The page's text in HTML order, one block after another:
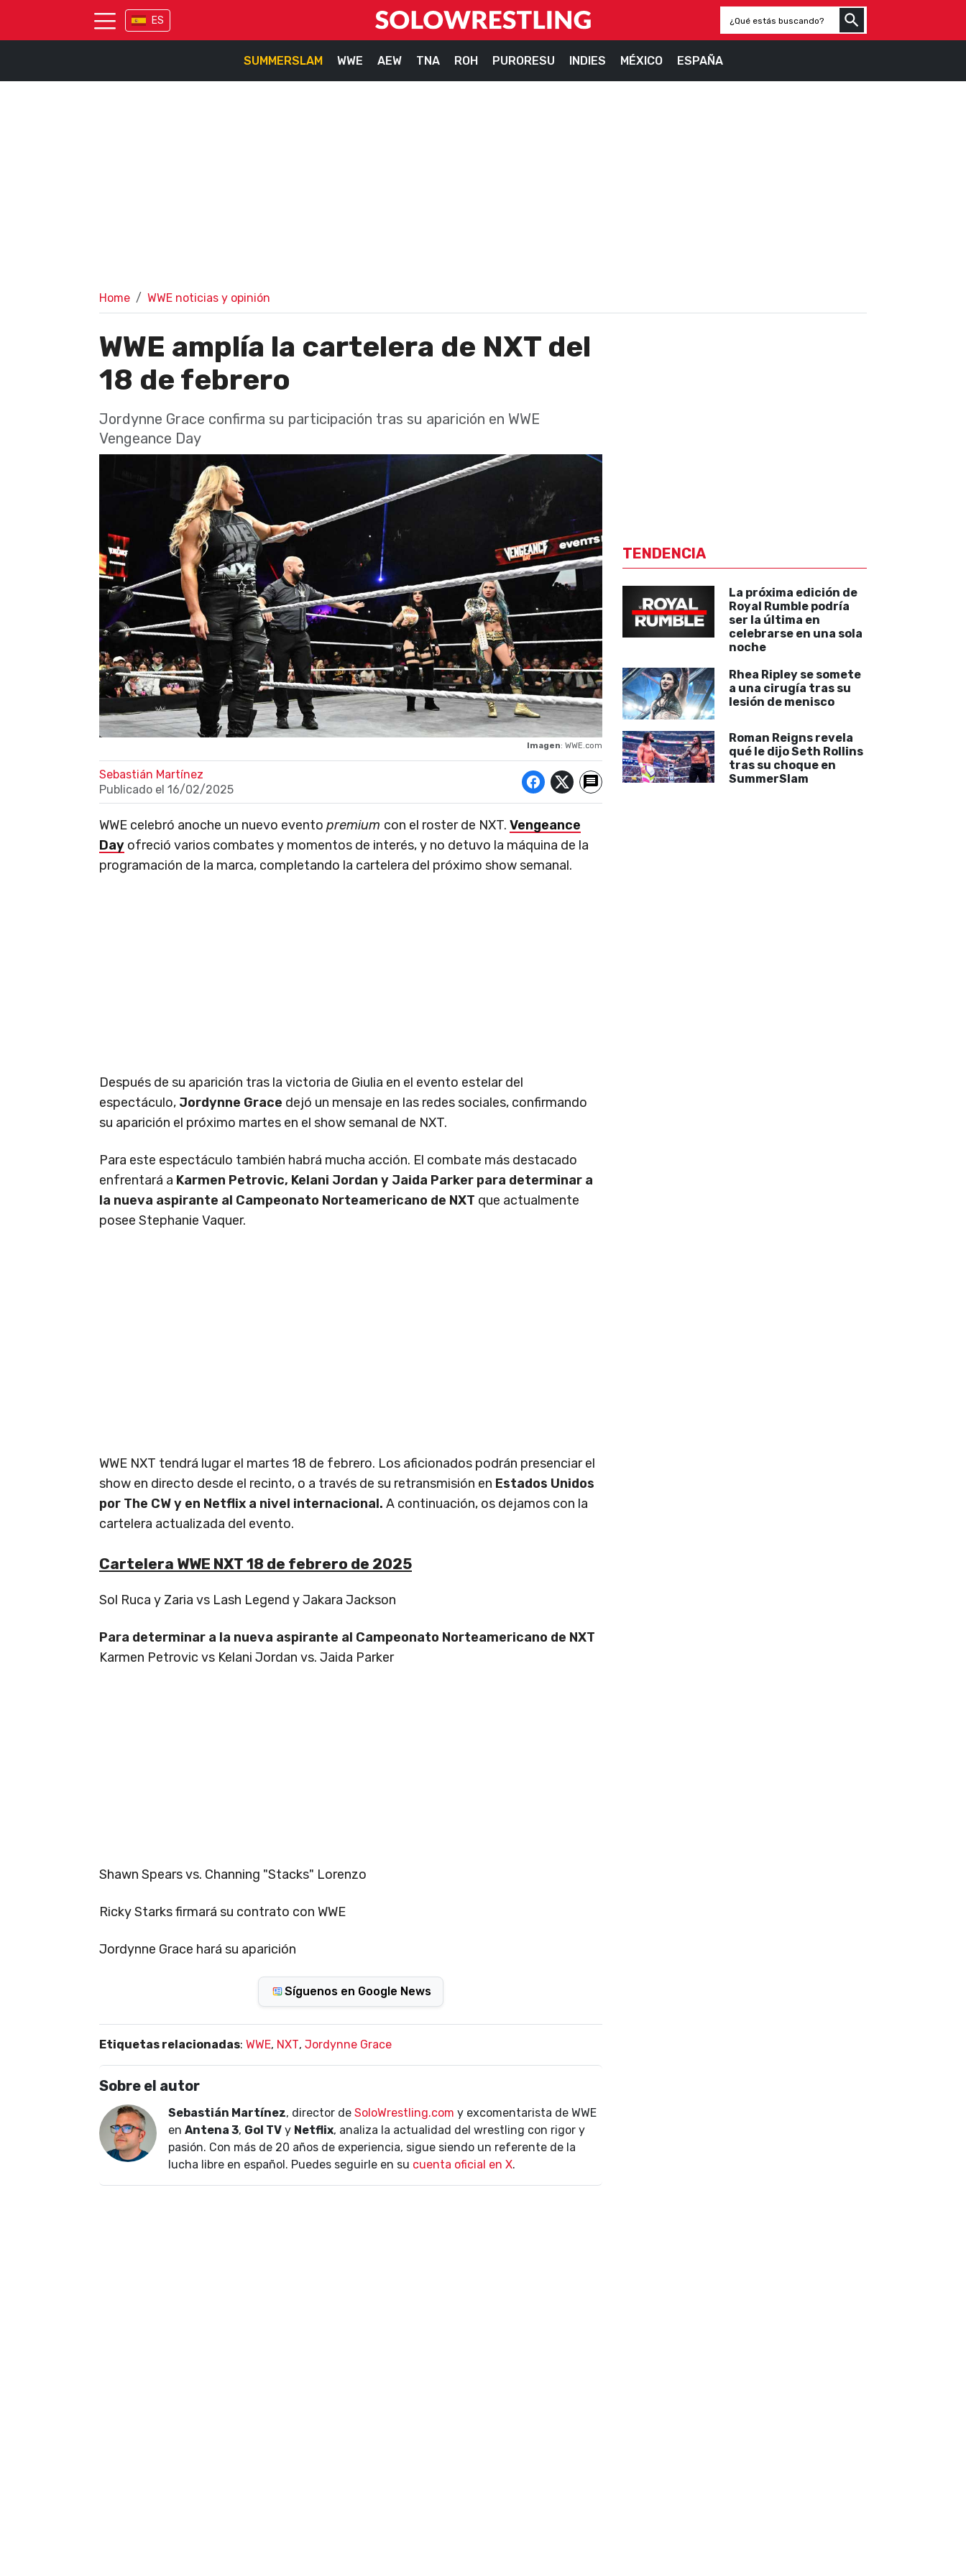
ES
SUMMERSLAM WWE AEW TNA ROH PURORESU INDIES MÉXICO ESPAÑA
Home WWE noticias y opinión
WWE amplía la cartelera de NXT del
18 de febrero
Jordynne Grace confirma su participación tras su aparición en WWE
Vengeance Day
Imagen: WWE.com
Sebastián Martínez
Publicado el 16/02/2025
WWE celebró anoche un nuevo evento premium con el roster de NXT. Vengeance
Day ofreció varios combates y momentos de interés, y no detuvo la máquina de la
programación de la marca, completando la cartelera del próximo show semanal.
Después de su aparición tras la victoria de Giulia en el evento estelar del
espectáculo, Jordynne Grace dejó un mensaje en las redes sociales, confirmando
su aparición el próximo martes en el show semanal de NXT.
Para este espectáculo también habrá mucha acción. El combate más destacado
enfrentará a Karmen Petrovic, Kelani Jordan y Jaida Parker para determinar a
la nueva aspirante al Campeonato Norteamericano de NXT que actualmente
posee Stephanie Vaquer.
WWE NXT tendrá lugar el martes 18 de febrero. Los aficionados podrán presenciar el
show en directo desde el recinto, o a través de su retransmisión en Estados Unidos
por The CW y en Netflix a nivel internacional. A continuación, os dejamos con la
cartelera actualizada del evento.
Cartelera WWE NXT 18 de febrero de 2025
Sol Ruca y Zaria vs Lash Legend y Jakara Jackson
Para determinar a la nueva aspirante al Campeonato Norteamericano de NXT
Karmen Petrovic vs Kelani Jordan vs. Jaida Parker
Shawn Spears vs. Channing "Stacks" Lorenzo
Ricky Starks firmará su contrato con WWE
Jordynne Grace hará su aparición
Síguenos en Google News
Etiquetas relacionadas: WWE, NXT, Jordynne Grace
Sobre el autor
Sebastián Martínez, director de SoloWrestling.com y excomentarista de WWE
en Antena 3, Gol TV y Netflix, analiza la actualidad del wrestling con rigor y
pasión. Con más de 20 años de experiencia, sigue siendo un referente de la
lucha libre en español. Puedes seguirle en su cuenta oficial en X.
TENDENCIA
La próxima edición de
Royal Rumble podría
ser la última en
celebrarse en una sola
noche
Rhea Ripley se somete
a una cirugía tras su
lesión de menisco
Roman Reigns revela
qué le dijo Seth Rollins
tras su choque en
SummerSlam